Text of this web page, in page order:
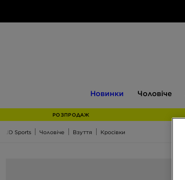
Новинки Чоловіче
РОЗПРОДАЖ
JD Sports Чоловіче Взуття Кросівки